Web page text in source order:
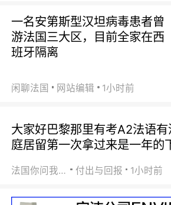
一名安第斯型汉坦病毒患者曾
游法国三大区，目前全家在西
班牙隔离
闲聊法国 网站编辑 1小时前
大家好巴黎那里有考A2法语
庭居留第一次拿过来是一年的
法国你问我答 付出与回报 1小时前